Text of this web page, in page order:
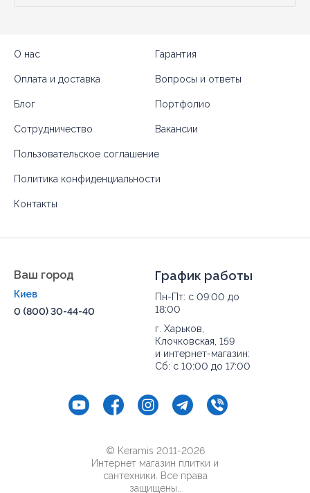
О нас Гарантия
Оплата и доставка Вопросы и ответы
Блог Портфолио
Сотрудничество Вакансии
Пользовательское соглашение
Политика конфиденциальности
Контакты
Ваш город
Киев
0 (800) 30-44-40
График работы
Пн-Пт: с 09:00 до
18:00
г. Харьков,
Клочковская, 159
и интернет-магазин:
Сб: с 10:00 до 17:00
© Keramis 2011-2026
Интернет магазин плитки и
сантехники. Все права
защищены..